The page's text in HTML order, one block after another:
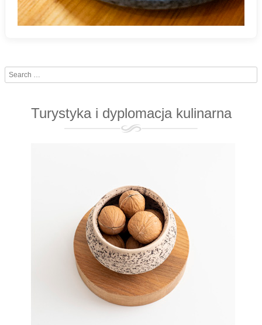
Search
Turystyka i dyplomacja kulinarna